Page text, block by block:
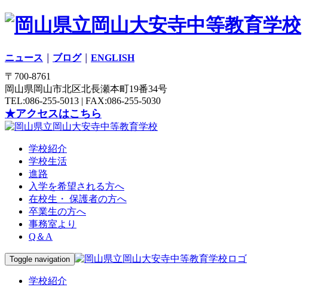
ニュース ブログ｜ ENGLISH
〒700-8761
岡山県岡山市北区北長瀬本町19番34号
TEL:086-255-5013 | FAX:086-255-5030
★アクセスはこちら
学校紹介
学校生活
進路
入学を希望される方へ
在校生・ 保護者の方へ
卒業生の方へ
事務室より
Q＆A
Toggle navigation
学校紹介